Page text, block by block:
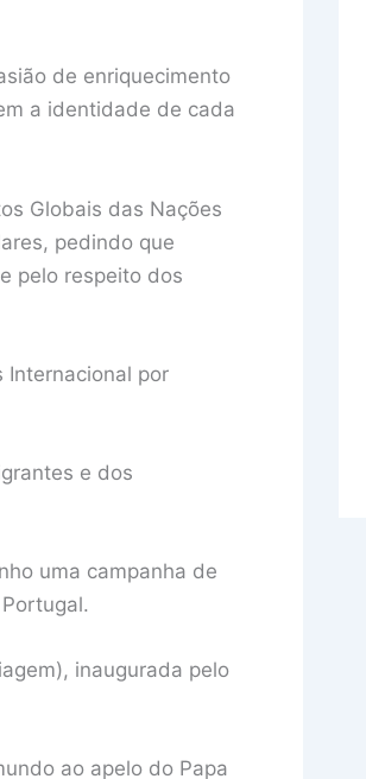
de enriquecimento
a identidade de cada
Globais das Nações
pedindo que
pelo respeito dos
Internacional por
e dos
uma campanha de
inaugurada pelo
ao apelo do Papa